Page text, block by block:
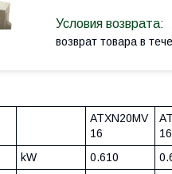
возврат товара в
ATXN20MV
16
16
kW 0.610